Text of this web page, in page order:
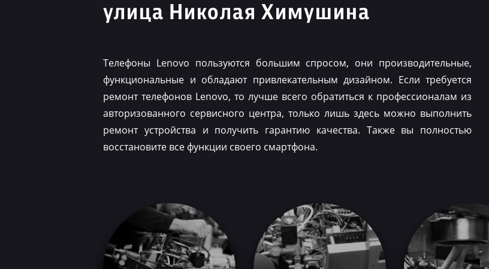
улица Николая Химушина
Телефоны Lenovo пользуются большим спросом, они производительные,
функциональные и обладают привлекательным дизайном. Если требуется
ремонт телефонов Lenovo, то лучше всего обратиться к профессионалам из
авторизованного сервисного центра, только лишь здесь можно выполнить
ремонт устройства и получить гарантию качества. Также вы полностью
восстановите все функции своего смартфона.